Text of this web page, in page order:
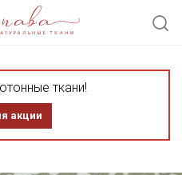
ткани!
акции